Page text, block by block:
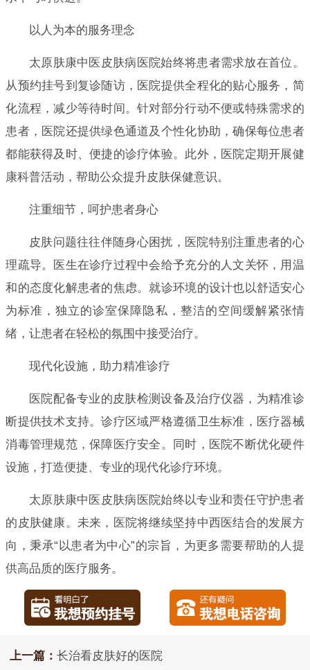
以人为本的服务理念
太原肤康中医皮肤病医院始终将患者需求放在首位。
从预约挂号到复诊随访，医院提供全程化的贴心服务，简
化流程，减少等待时间。针对部分行动不便或特殊需求的
患者，医院还提供绿色通道及个性化协助，确保每位患者
都能获得及时、便捷的诊疗体验。此外，医院定期开展健
康科普活动，帮助公众提升皮肤保健意识。
注重细节，呵护患者身心
皮肤问题往往伴随身心困扰，医院特别注重患者的心
理疏导。医生在诊疗过程中会给予充分的人文关怀，用温
和的态度化解患者的焦虑。就诊环境的设计也以舒适安心
为标准，独立的诊室保障隐私，整洁的空间缓解紧张情
绪，让患者在轻松的氛围中接受治疗。
现代化设施，助力精准诊疗
医院配备专业的皮肤检测设备及治疗仪器，为精准诊
断提供技术支持。诊疗区域严格遵循卫生标准，医疗器械
消毒管理规范，保障医疗安全。同时，医院不断优化硬件
设施，打造便捷、专业的现代化诊疗环境。
太原肤康中医皮肤病医院始终以专业和责任守护患者
的皮肤健康。未来，医院将继续坚持中西医结合的发展方
向，秉承“以患者为中心”的宗旨，为更多需要帮助的人提
供高品质的医疗服务。
上一篇： 长治看皮肤好的医院